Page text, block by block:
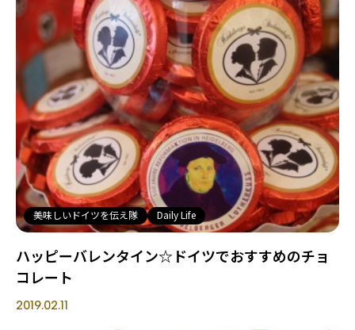
美味しいドイツを伝え隊 Daily Life
ハッピーバレンタイン☆ドイツでおすすめのチョ
コレート
2019.02.11